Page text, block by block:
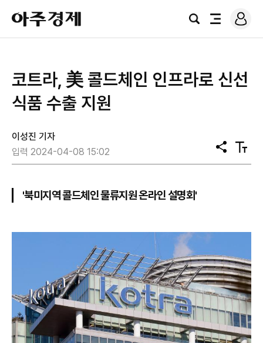
아
주
경
검
전
로
그
코트라, 美 콜드체인 인프라로 신선
식품 수출 지원
이성진 기자
입력 2024-04-08 15:02
공
유
텍
스
'북미지역 콜드체인 물류지원 온라인 설명회'